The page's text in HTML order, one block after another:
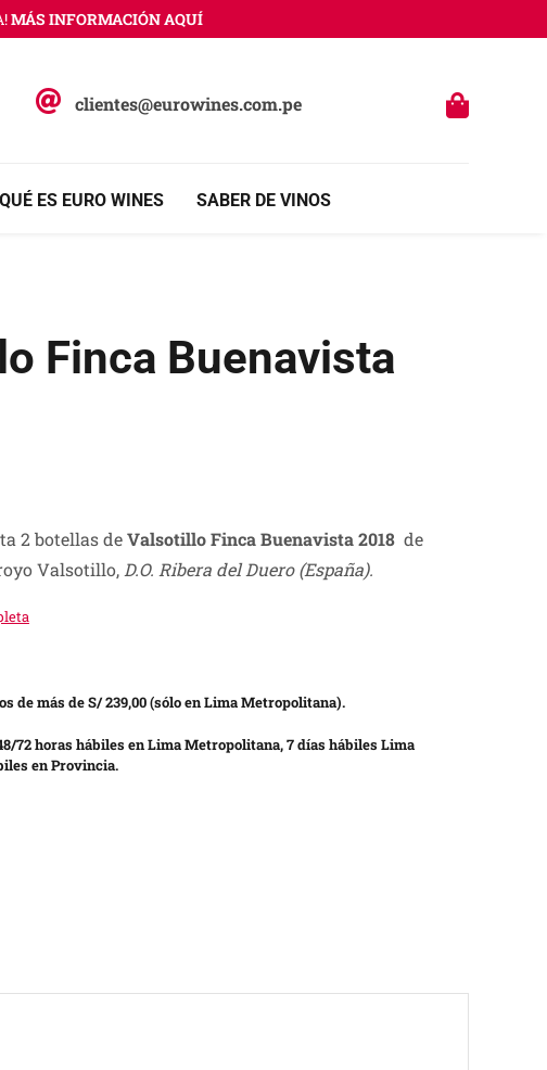
INFORMACIÓN AQUÍ
clientes@eurowines.com.pe
QUÉ ES EURO WINES SABER DE VINOS
Finca Buenavista
2 botellas deValsotillo Finca Buenavista 2018 de
Valsotillo, D.O. Ribera del Duero (España).
de más de S/ 239,00 (sólo en Lima Metropolitana).
72 horas hábiles en Lima Metropolitana, 7 días hábiles Lima
en Provincia.